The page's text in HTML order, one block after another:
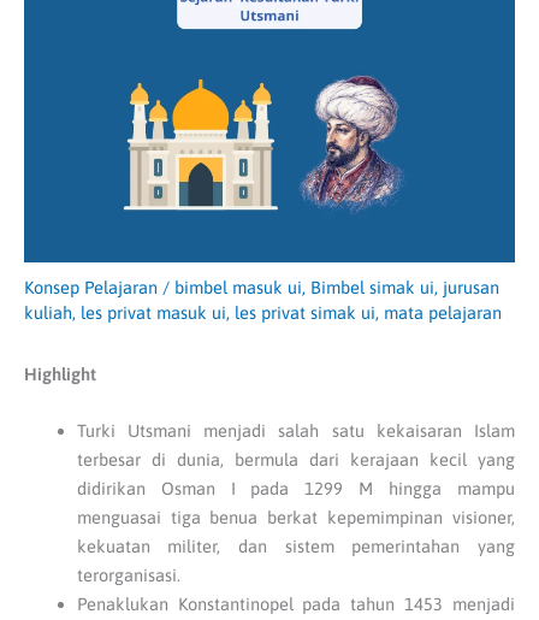
Konsep Pelajaran / bimbel masuk ui, Bimbel simak ui, jurusan
kuliah, les privat masuk ui, les privat simak ui, mata pelajaran
Highlight
Turki Utsmani menjadi salah satu kekaisaran Islam
terbesar di dunia, bermula dari kerajaan kecil yang
didirikan Osman I pada 1299 M hingga mampu
menguasai tiga benua berkat kepemimpinan visioner,
kekuatan militer, dan sistem pemerintahan yang
terorganisasi.
Penaklukan Konstantinopel pada tahun 1453 menjadi